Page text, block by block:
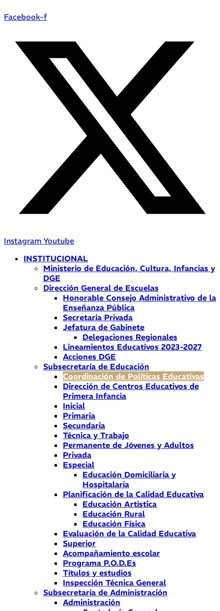
Facebook-f
Instagram Youtube
INSTITUCIONAL
Ministerio de Educación, Cultura, Infancias y
DGE
Dirección General de Escuelas
Honorable Consejo Administrativo de la
Enseñanza Pública
Secretaría Privada
Jefatura de Gabinete
Delegaciones Regionales
Lineamientos Educativos 2023-2027
Acciones DGE
Subsecretaría de Educación
Coordinación de Políticas Educativas
Dirección de Centros Educativos de
Primera Infancia
Inicial
Primaria
Secundaria
Técnica y Trabajo
Permanente de Jóvenes y Adultos
Privada
Especial
Educación Domiciliaria y
Hospitalaria
Planificación de la Calidad Educativa
Educación Artística
Educación Rural
Educación Física
Evaluación de la Calidad Educativa
Superior
Acompañamiento escolar
Programa P.O.D.Es
Títulos y estudios
Inspección Técnica General
Subsecretaría de Administración
Administración